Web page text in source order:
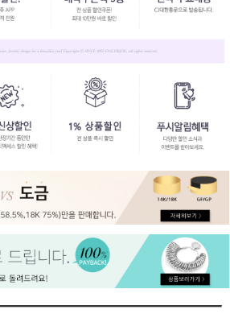
PAYCO 바로